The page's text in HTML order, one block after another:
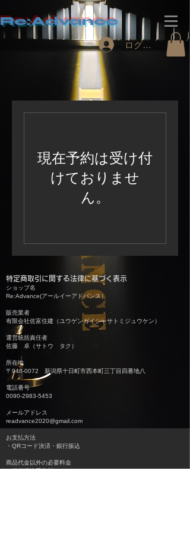
Re:Advance
ログイン
現在予約は受け付
けておりませ
ん。
特定商取引に関する法律に基づく表示
ショップ名
Re:Advance(アールイーアドバンス）
販売業者
有限会社佐富住建（ユウゲンガイシャサトミジュウケン）
運営統括責任者
佐藤 卓（サトウ タク）
所在地
〒948-0072 新潟県十日町市西本町三丁目四番地八
電話番号
0090-2983-5453
メールアドレス
readvance2020@gmail.com
お支払方法
・QRコード決済・銀行振込
商品代金以外の必要料金
・銀行振込手数料